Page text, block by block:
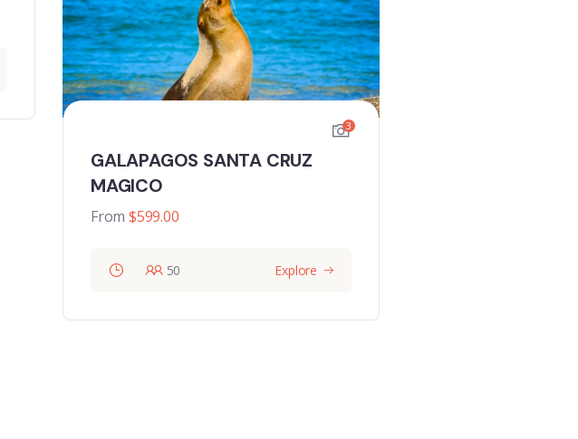
3
GALAPAGOS SANTA CRUZ
MAGICO
From $599.00
50 Explore